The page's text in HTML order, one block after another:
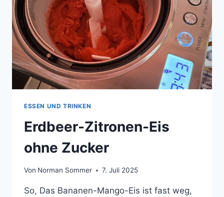
ESSEN UND TRINKEN
Erdbeer-Zitronen-Eis
ohne Zucker
Von Norman Sommer 7. Juli 2025
So, Das Bananen-Mango-Eis ist fast weg,